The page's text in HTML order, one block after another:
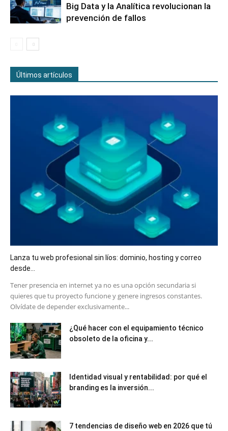
Big Data y la Analítica revolucionan la
prevención de fallos
Últimos artículos
Lanza tu web profesional sin líos: dominio, hosting y correo
desde...
​Tener presencia en internet ya no es una opción secundaria si
quieres que tu proyecto funcione y genere ingresos constantes.
Olvídate de depender exclusivamente...
¿Qué hacer con el equipamiento técnico
obsoleto de la oficina y...
Identidad visual y rentabilidad: por qué el
branding es la inversión...
7 tendencias de diseño web en 2026 que tú